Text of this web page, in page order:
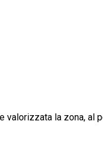
valorizzata la zona, al